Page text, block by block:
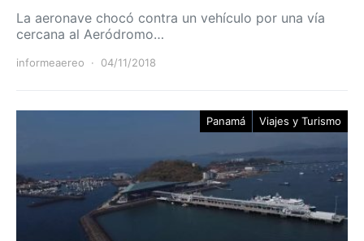
La aeronave chocó contra un vehículo por una vía
cercana al Aeródromo…
informeaereo 04/11/2018
Panamá Viajes y Turismo